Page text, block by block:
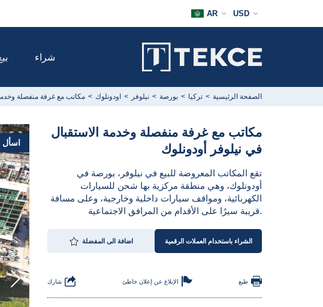
الصفحة الرئيسية تركيا بورصة نیلوفر اودونلوك مكاتب مع غرفة منفصلة
شارك الإبلاغ عن إعلان خاطئ طبع
مكاتب مع غرفة منفصلة وخدمة الاستقبال
في نيلوفر أودونلوك
تقع المكاتب المعروضة للبيع في نيلوفر، بورصة في
أودونلوك، وهي منطقة مركزية بها شحن للسيارات
الكهربائية، ومواقف سيارات داخلية وخارجية، وعلى مسافة
قريبة سيرًا على الأقدام من المرافق الاجتماعية.
اضافة الى المفضلة الشراء باستخدام العملات الرقمية
USD
AR
شراء